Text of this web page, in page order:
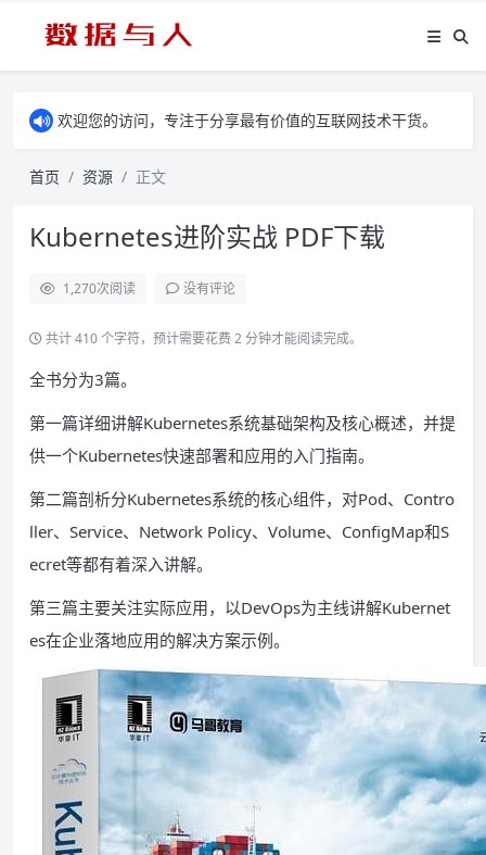
欢迎您的访问，专注于分享最有价值的互联网技术干货。
首页 资源 正文
Kubernetes进阶实战 PDF下载
1,270次阅读 没有评论
共计 410 个字符，预计需要花费 2 分钟才能阅读完成。
全书分为3篇。
第一篇详细讲解Kubernetes系统基础架构及核心概述，并提
供一个Kubernetes快速部署和应用的入门指南。
第二篇剖析分Kubernetes系统的核心组件，对Pod、Contro
ller、Service、Network Policy、Volume、ConfigMap和S
ecret等都有着深入讲解。
第三篇主要关注实际应用，以DevOps为主线讲解Kubernet
es在企业落地应用的解决方案示例。